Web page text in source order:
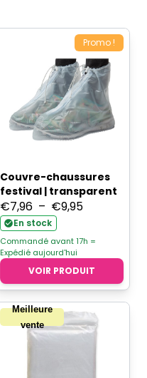
Promo !
Couvre-chaussures
festival | transparent
€7,96 – €9,95Plage
prix :
€7,96
à
€9,95
En stock
Commandé avant 17h =
Expédié aujourd'hui
VOIR PRODUIT
Meilleure
vente